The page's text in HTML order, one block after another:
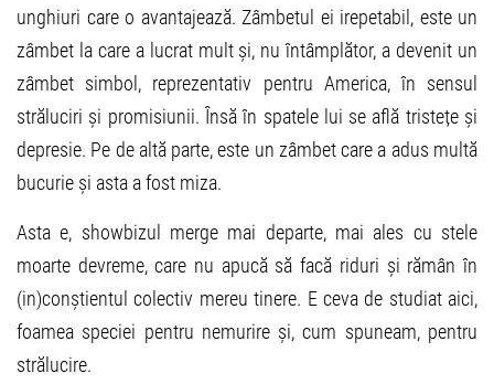
unghiuri care o avantajează. Zâmbetul ei irepetabil, este un
zâmbet la care a lucrat mult și, nu întâmplător, a devenit un
zâmbet simbol, reprezentativ pentru America, în sensul
străluciri și promisiunii. Însă în spatele lui se află tristețe și
depresie. Pe de altă parte, este un zâmbet care a adus multă
bucurie și asta a fost miza.
Asta e, showbizul merge mai departe, mai ales cu stele
moarte devreme, care nu apucă să facă riduri și rămân în
(in)conștientul colectiv mereu tinere. E ceva de studiat aici,
foamea speciei pentru nemurire și, cum spuneam, pentru
strălucire.